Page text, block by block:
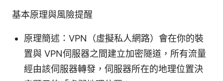
基本原理與風險提醒
原理簡述：VPN（虛擬私人網路）會在你的裝
置與 VPN伺服器之間建立加密隧道，所有流量
經由該伺服器轉發，伺服器所在的地理位置決